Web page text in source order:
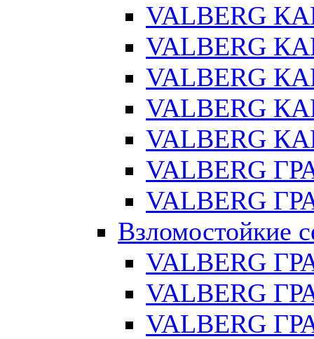
VALBERG
VALBERG
VALBERG
VALBERG
VALBERG
VALBERG
VALBERG
Взломостойкие
VALBERG
VALBERG
VALBERG